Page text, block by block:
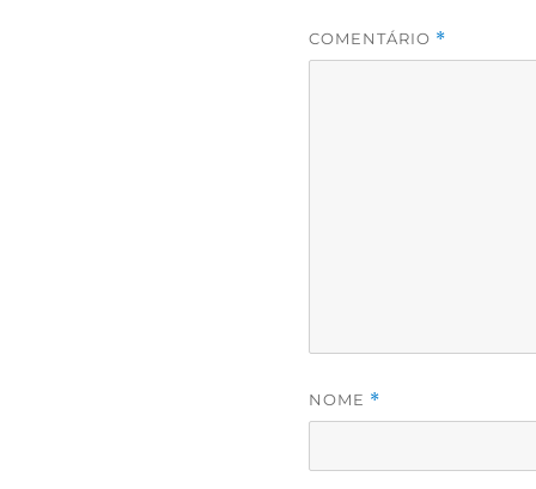
COMENTÁRIO *
NOME *